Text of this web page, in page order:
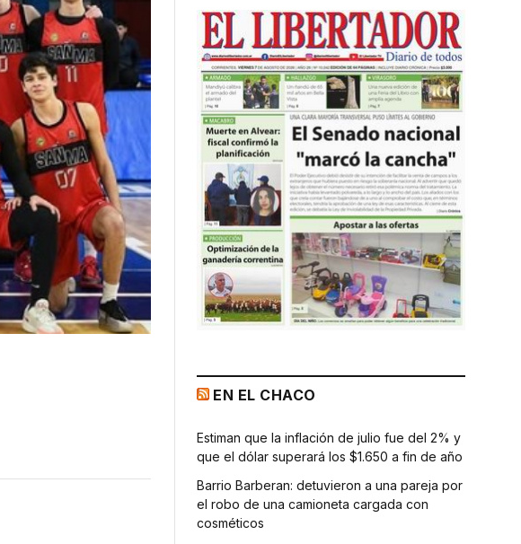
EN EL CHACO
Estiman que la inflación de julio fue del 2% y
que el dólar superará los $1.650 a fin de año
Barrio Barberan: detuvieron a una pareja por
el robo de una camioneta cargada con
cosméticos